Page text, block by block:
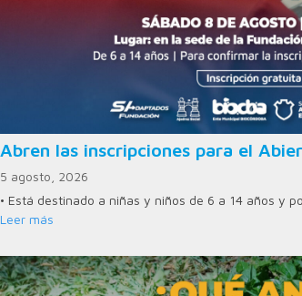
Abren las inscripciones para el
5 agosto, 2026
• Está destinado a niñas y niños de 6 a 14 años y
Leer más